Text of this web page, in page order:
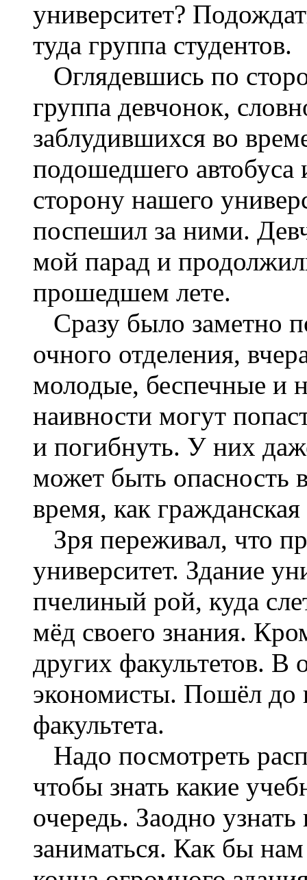
университет?
туда группа студентов.
Оглядевшись по
группа девчонок,
заблудившихся во
подошедшего
сторону нашего
поспешил за ними.
мой парад и
прошедшем лете.
Сразу было заметно
очного отделения,
молодые, беспечные и
наивности могут
и погибнуть. У них
может быть опасность
время, как
Зря переживал, что
университет. Здание
пчелиный рой, куда
мёд своего знания.
других факультетов. В
экономисты. Пошёл до
факультета.
Надо посмотреть
чтобы знать какие
очередь. Заодно
заниматься. Как бы